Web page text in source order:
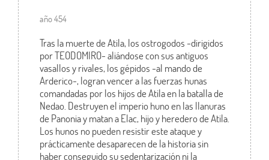
año 454
Tras la muerte de Atila, los ostrogodos -dirigidos
por TEODOMIRO- aliándose con sus antiguos
vasallos y rivales, los gépidos -al mando de
Arderico-, logran vencer a las fuerzas hunas
comandadas por los hijos de Atila en la batalla de
Nedao. Destruyen el imperio huno en las llanuras
de Panonia y matan a Elac, hijo y heredero de Atila.
Los hunos no pueden resistir este ataque y
prácticamente desaparecen de la historia sin
haber conseguido su sedentarización ni la